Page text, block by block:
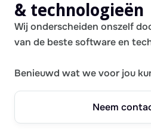
& technologieën
Wij onderscheiden onszelf
van de beste software en
Benieuwd wat we voor jou
Neem